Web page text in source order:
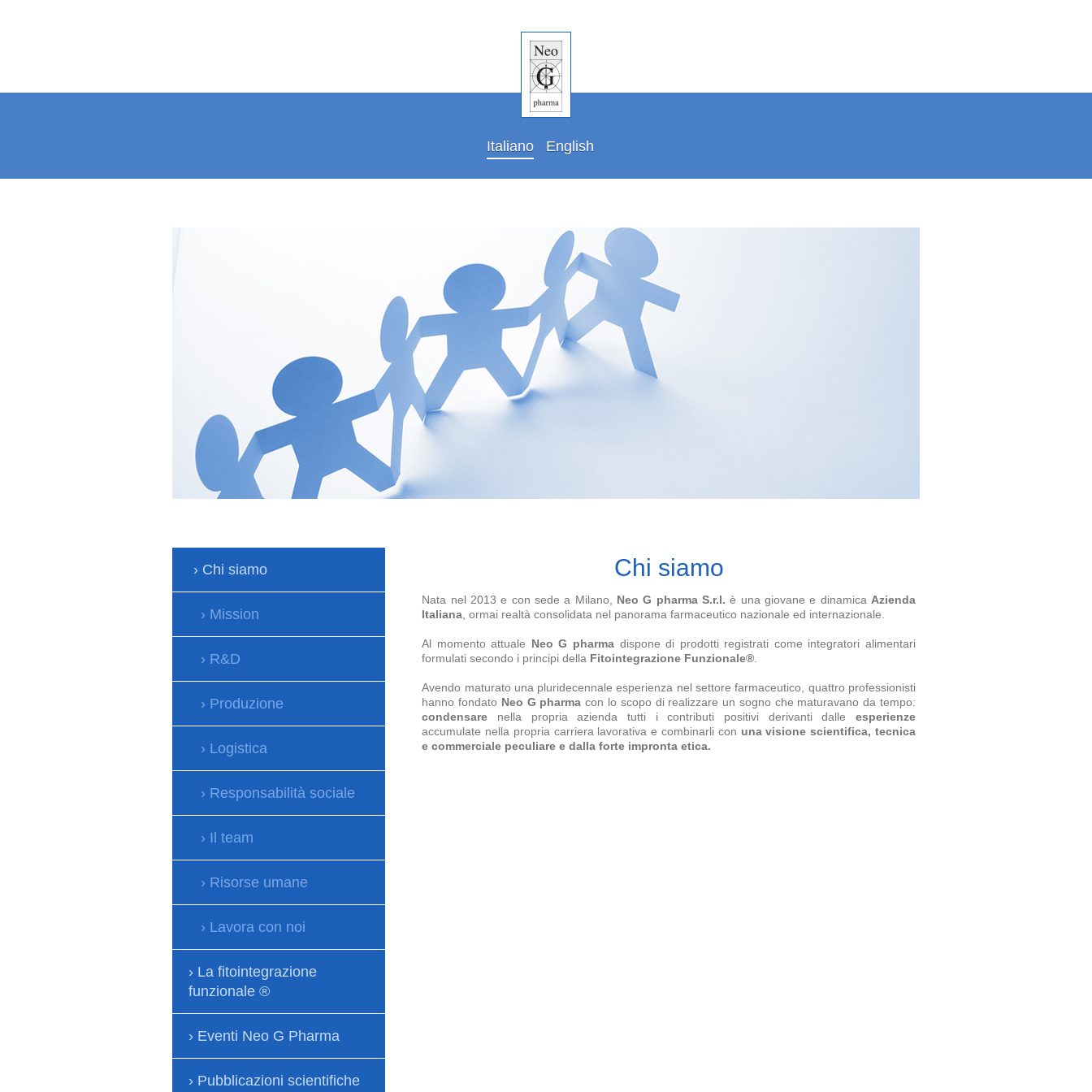
Italiano English
Chi siamo
Nata nel 2013 e con sede a Milano, Neo G pharma S.r.l. è una giovane e dinamicaAzienda
Italiana, ormai realtà consolidata nel panorama farmaceutico nazionale ed internazionale.
Al momento attuale Neo G pharma dispone di prodotti registrati come integratori alimentari
formulati secondo i principi della Fitointegrazione Funzionale®.
Avendo maturato una pluridecennale esperienza nel settore farmaceutico, quattro professionisti
hanno fondato Neo G pharma con lo scopo di realizzare un sogno che maturavano da tempo:
condensare nella propria azienda tutti i contributi positivi derivanti dalle esperienze
accumulate nella propria carriera lavorativa e combinarli con una visione scientifica, tecnica
e commerciale peculiare e dalla forte impronta etica.
Chi siamo
Mission
R&D
Produzione
Logistica
Responsabilità sociale
Il team
Risorse umane
Lavora con noi
La fitointegrazione
funzionale ®
Eventi Neo G Pharma
Pubblicazioni scientifiche